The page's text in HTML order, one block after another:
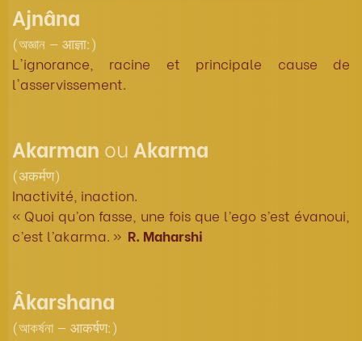
Ajnâna
(অজ্ঞান — आज्ञा:)
L'ignorance, racine et principale cause de
l'asservissement.
Akarman ou Akarma
(अकर्मण)
Inactivité, inaction.
« Quoi qu’on fasse, une fois que l’ego s’est évanoui,
c’est l’akarma. » R. Maharshi
Âkarshana
(আকর্ষনা — आकर्षण:)